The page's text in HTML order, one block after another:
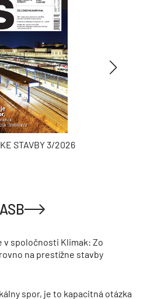
STAVBY 3/2026
v spoločnosti Klimak: Zo
na prestížne stavby
spor, je to kapacitná otázka